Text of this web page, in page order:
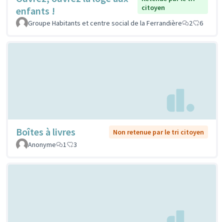
enfants !
citoyen
Groupe Habitants et centre social de la Ferrandière
2 6
Boîtes à livres
Non retenue par le tri citoyen
Anonyme
1 3